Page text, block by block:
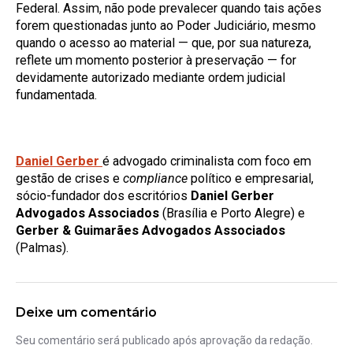
Federal. Assim, não pode prevalecer quando tais ações
forem questionadas junto ao Poder Judiciário, mesmo
quando o acesso ao material — que, por sua natureza,
reflete um momento posterior à preservação — for
devidamente autorizado mediante ordem judicial
fundamentada.
Daniel Gerber é advogado criminalista com foco em
gestão de crises e compliance político e empresarial,
sócio-fundador dos escritórios Daniel Gerber
Advogados Associados (Brasília e Porto Alegre) e
Gerber & Guimarães Advogados Associados
(Palmas).
Deixe um comentário
Seu comentário será publicado após aprovação da redação.